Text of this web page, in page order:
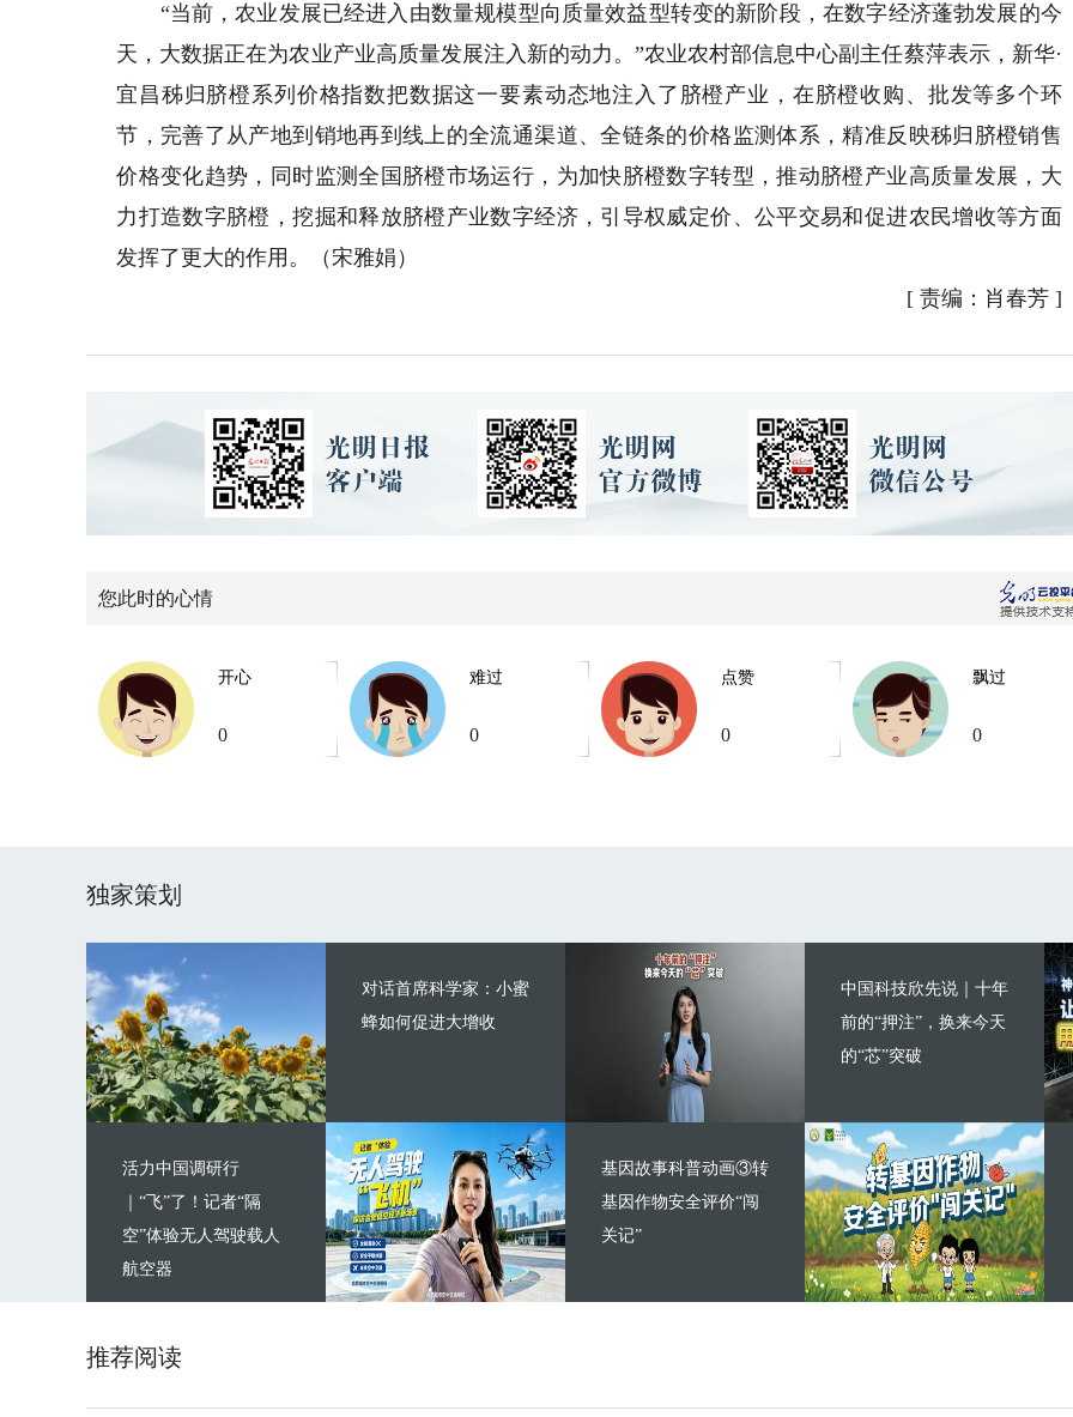
“当前，农业发展已经进入由数量规模型向质量效益型转变的新阶段，在数字经济蓬勃发展的今
天，大数据正在为农业产业高质量发展注入新的动力。”农业农村部信息中心副主任蔡萍表示，新华·
宜昌秭归脐橙系列价格指数把数据这一要素动态地注入了脐橙产业，在脐橙收购、批发等多个环
节，完善了从产地到销地再到线上的全流通渠道、全链条的价格监测体系，精准反映秭归脐橙销售
价格变化趋势，同时监测全国脐橙市场运行，为加快脐橙数字转型，推动脐橙产业高质量发展，大
力打造数字脐橙，挖掘和释放脐橙产业数字经济，引导权威定价、公平交易和促进农民增收等方面
发挥了更大的作用。（宋雅娟）
[ 责编：肖春芳]
您此时的心情
开心
0
难过
0
点赞
0
飘过
0
独家策划
对话首席科学家：小蜜
蜂如何促进大增收
活力中国调研行
｜“飞”了！记者“隔
空”体验无人驾驶载人
航空器
中国科技欣先说｜十年
前的“押注”，换来今天
的“芯”突破
基因故事科普动画③转
基因作物安全评价“闯
关记”
推荐阅读